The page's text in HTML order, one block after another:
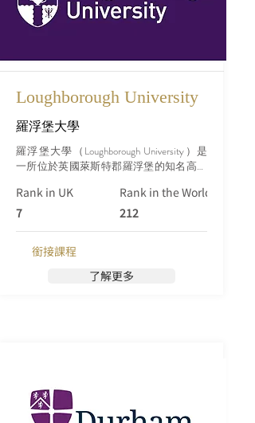
Loughborough University
羅浮堡大學
羅浮堡大學（Loughborough University）是
一所位於英國萊斯特郡羅浮堡的知名高等
羅浮堡技術學院，並於1966年獲得大學地
位。多年來，羅浮堡大學發展成為英國頂
Rank in UK
Rank in the World (Qs)
7
212
銜接課程
了解更多